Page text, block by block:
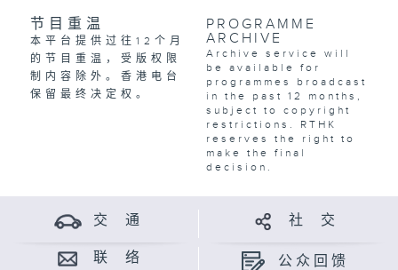
节目重温
本平台提供过往12个月
的节目重温，受版权限
制内容除外。香港电台
保留最终决定权。
PROGRAMME
ARCHIVE
Archive service will
be available for
programmes broadcast
in the past 12 months,
subject to copyright
restrictions. RTHK
reserves the right to
make the final
decision.
交 通 社 交
联 络 公众回馈